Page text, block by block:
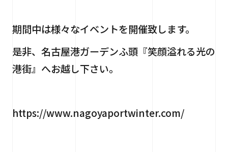
期間中は様々なイベントを開催致します。
是非、名古屋港ガーデンふ頭『笑顔溢れる光の
港街』へお越し下さい。
https://www.nagoyaportwinter.com/